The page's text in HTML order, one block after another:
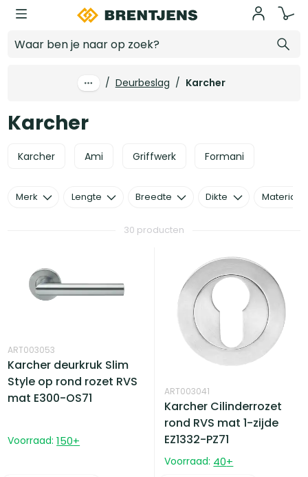
Ga naar hoofdinhoud
/ Deurbeslag / Karcher
Karcher
Karcher Ami Griffwerk Formani
30 producten
ART003053
Karcher deurkruk Slim
Style op rond rozet RVS
mat E300-OS71
Voorraad: 150+
ART003041
Karcher Cilinderrozet
rond RVS mat 1-zijde
EZ1332-PZ71
Voorraad: 40+
Merk Lengte Breedte Dikte Materiaal